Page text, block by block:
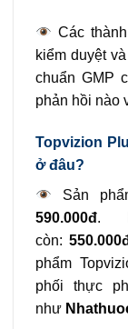
Các
kiểm duyệt
chuẩn GMP
phản hồi nào
Topvizion
ở đâu?
Sản
590.000đ.
còn:
phẩm
phối thực
như